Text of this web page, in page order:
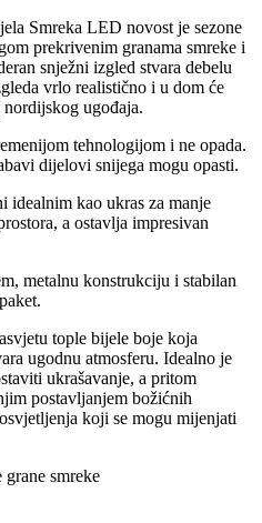
Smreka LED novost je sezone
prekrivenim granama smreke i
snježni izgled stvara debelu
vrlo realistično i u dom će
ugođaja.
tehnologijom i ne opada.
dijelovi snijega mogu opasti.
idealnim kao ukras za manje
a ostavlja impresivan
metalnu konstrukciju i stabilan
tople bijele boje koja
ugodnu atmosferu. Idealno je
ukrašavanje, a pritom
postavljanjem božićnih
koji se mogu mijenjati
smreke